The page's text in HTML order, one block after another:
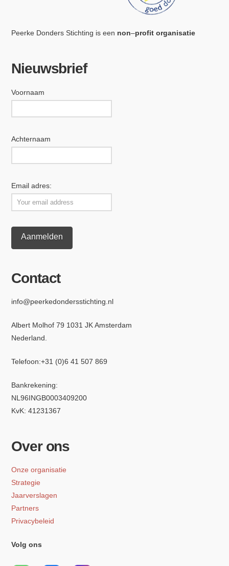
Peerke Donders Stichting is een non–profit organisatie
Nieuwsbrief
Voornaam
Achternaam
Email adres:
Contact
info@peerkedondersstichting.nl
Albert Molhof 79 1031 JK Amsterdam
Nederland.
Telefoon:+31 (0)6 41 507 869
Bankrekening:
NL96INGB0003409200
KvK: 41231367
Over ons
Onze organisatie
Strategie
Jaarverslagen
Partners
Privacybeleid
Volg ons